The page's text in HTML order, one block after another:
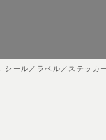
シール／ラベル／ステッカ